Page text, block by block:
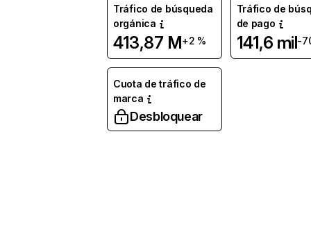
Tráfico de búsqueda
orgánica
413,87 M+2 %
Tráfico de
de pago
141,6 mil-
Cuota de tráfico de
marca
Desbloquear